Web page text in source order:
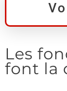
Les
font la